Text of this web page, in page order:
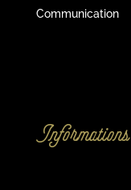
Communication
Informations